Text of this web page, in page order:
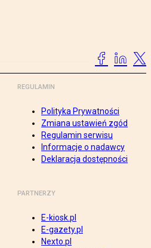
REGULAMIN
Polityka Prywatności
Zmiana ustawień zgód
Regulamin serwisu
Informacje o nadawcy
Deklaracja dostępności
PARTNERZY
E-kiosk.pl
E-gazety.pl
Nexto.pl